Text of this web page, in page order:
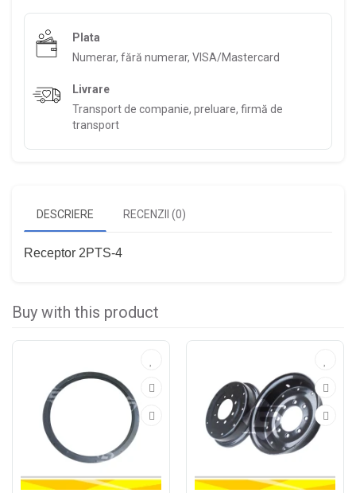
Plata
Numerar, fără numerar, VISA/Mastercard
Livrare
Transport de companie, preluare, firmă de
transport
DESCRIERE RECENZII (0)
Receptor 2PTS-4
Buy with this product